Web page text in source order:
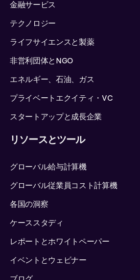
金融サービス
テクノロジー
ライフサイエンスと製薬
非営利団体とNGO
エネルギー、石油、ガス
プライベートエクイティ・VC
スタートアップと成長企業
リソースとツール
グローバル給与計算機
グローバル従業員コスト計算機
各国の洞察
ケーススタディ
レポートとホワイトペーパー
イベントとウェビナー